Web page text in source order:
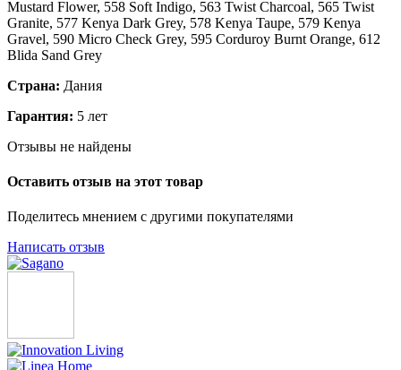
Mustard Flower, 558 Soft Indigo, 563 Twist Charcoal, 565 Twist
Granite, 577 Kenya Dark Grey, 578 Kenya Taupe, 579 Kenya
Gravel, 590 Micro Check Grey, 595 Corduroy Burnt Orange, 612
Blida Sand Grey
Страна: Дания
Гарантия: 5 лет
Отзывы не найдены
Оставить отзыв на этот товар
Поделитесь мнением с другими покупателями
Написать отзыв